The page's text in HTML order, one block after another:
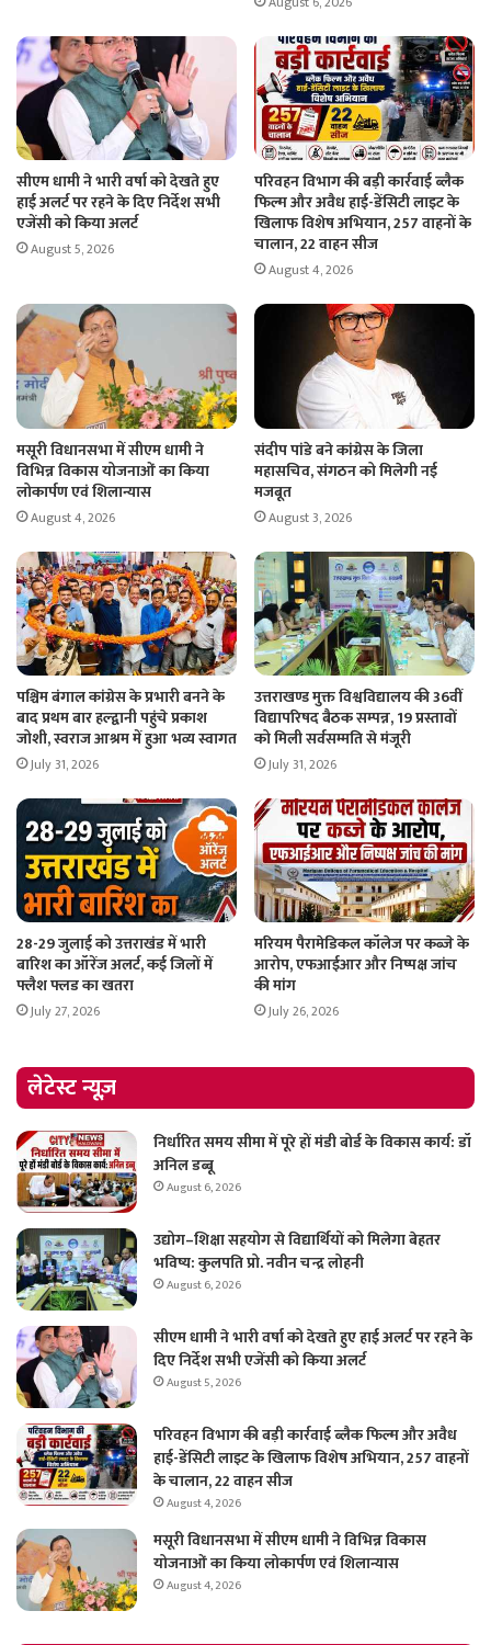
सीएम धामी ने भारी वर्षा को देखते हुए
हाई अलर्ट पर रहने के दिए निर्देश सभी
एजेंसी को किया अलर्ट
August 5, 2026
परिवहन विभाग की बड़ी कार्रवाई ब्लैक
फिल्म और अवैध हाई-डेंसिटी लाइट के
खिलाफ विशेष अभियान, 257 वाहनों के
चालान, 22 वाहन सीज
August 4, 2026
मसूरी विधानसभा में सीएम धामी ने
विभिन्न विकास योजनाओं का किया
लोकार्पण एवं शिलान्यास
August 4, 2026
संदीप पांडे बने कांग्रेस के जिला
महासचिव, संगठन को मिलेगी नई
मजबूत
August 3, 2026
पश्चिम बंगाल कांग्रेस के प्रभारी बनने के
बाद प्रथम बार हल्द्वानी पहुंचे प्रकाश
जोशी, स्वराज आश्रम में हुआ भव्य स्वागत
July 31, 2026
उत्तराखण्ड मुक्त विश्वविद्यालय की 36वीं
विद्यापरिषद बैठक सम्पन्न, 19 प्रस्तावों
को मिली सर्वसम्मति से मंजूरी
July 31, 2026
28-29 जुलाई को उत्तराखंड में भारी
बारिश का ऑरेंज अलर्ट, कई जिलों में
फ्लैश फ्लड का खतरा
July 27, 2026
मरियम पैरामेडिकल कॉलेज पर कब्जे के
आरोप, एफआईआर और निष्पक्ष जांच
की मांग
July 26, 2026
लेटेस्ट न्यूज़
निर्धारित समय सीमा में पूरे हों मंडी बोर्ड के विकास कार्य: डॉ
अनिल डब्बू
August 6, 2026
उद्योग–शिक्षा सहयोग से विद्यार्थियों को मिलेगा बेहतर
भविष्य: कुलपति प्रो. नवीन चन्द्र लोहनी
August 6, 2026
सीएम धामी ने भारी वर्षा को देखते हुए हाई अलर्ट पर रहने के
दिए निर्देश सभी एजेंसी को किया अलर्ट
August 5, 2026
परिवहन विभाग की बड़ी कार्रवाई ब्लैक फिल्म और अवैध
हाई-डेंसिटी लाइट के खिलाफ विशेष अभियान, 257 वाहनों
के चालान, 22 वाहन सीज
August 4, 2026
मसूरी विधानसभा में सीएम धामी ने विभिन्न विकास
योजनाओं का किया लोकार्पण एवं शिलान्यास
August 4, 2026